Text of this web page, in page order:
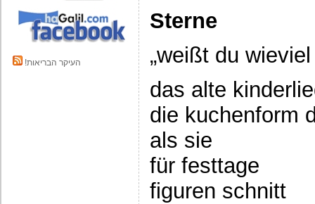
!העיקר הבריאות
Sterne
„weißt du wieviel
das alte
die kuchenform
als sie
für festtage
figuren schnitt